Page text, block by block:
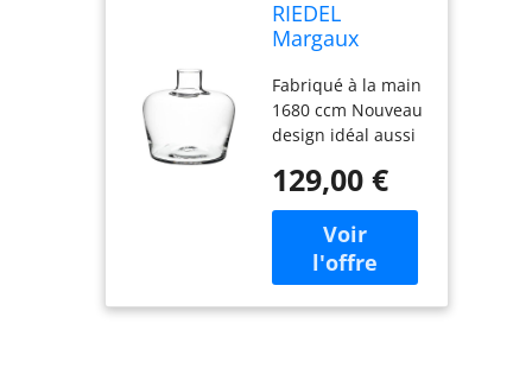
RIEDEL
Margaux
15.5 x 15.5 x
15.3 cm
Fabriqué à la main
1680 ccm Nouveau
design idéal aussi
comme pour
oxigenar
129,00 €